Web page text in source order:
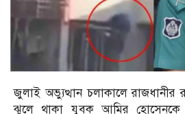
জুলাই অভ্যুত্থান চলাকালে রাজধানীর
ঝুলে থাকা যুবক আমির হোসেনকে